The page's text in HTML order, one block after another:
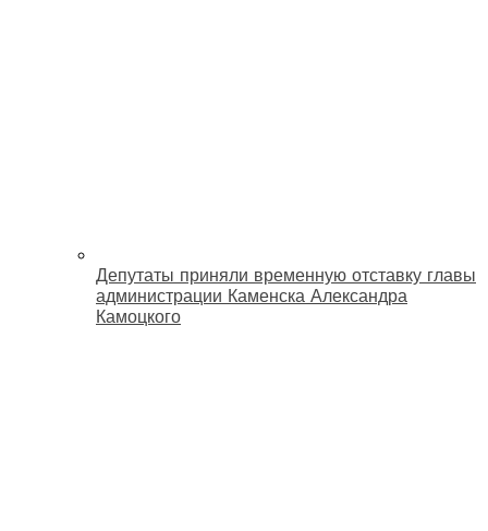
Депутаты приняли временную отставку главы
администрации Каменска Александра
Камоцкого